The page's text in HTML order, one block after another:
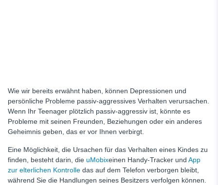
Wie wir bereits erwähnt haben, können Depressionen und
persönliche Probleme passiv-aggressives Verhalten verursachen.
Wenn Ihr Teenager plötzlich passiv-aggressiv ist, könnte es
Probleme mit seinen Freunden, Beziehungen oder ein anderes
Geheimnis geben, das er vor Ihnen verbirgt.
Eine Möglichkeit, die Ursachen für das Verhalten eines Kindes zu
finden, besteht darin, die uMobixeinen Handy-Tracker und App
zur elterlichen Kontrolle das auf dem Telefon verborgen bleibt,
während Sie die Handlungen seines Besitzers verfolgen können.